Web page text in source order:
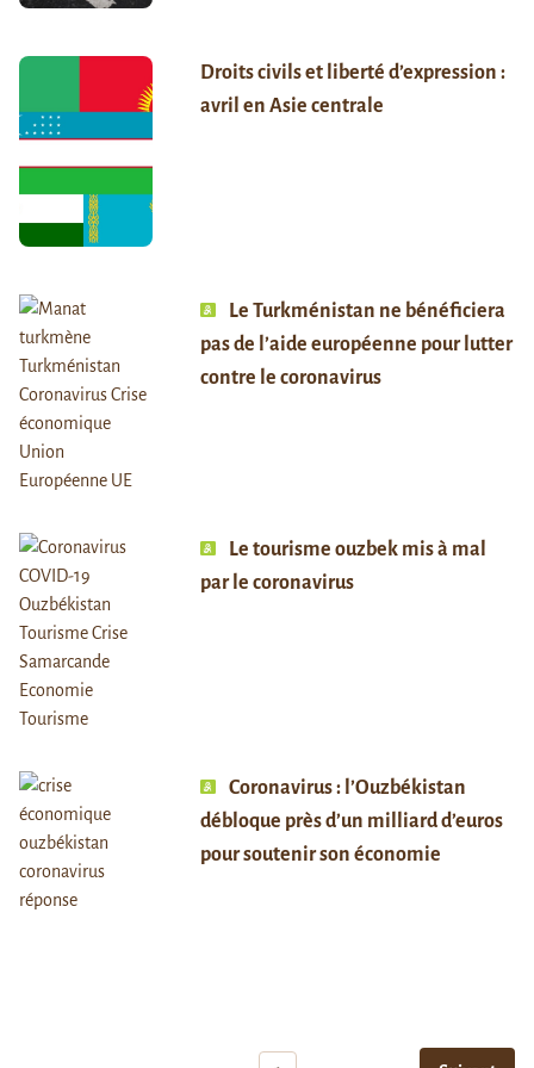
Droits civils et liberté d’expression :
avril en Asie centrale
Le Turkménistan ne bénéficiera
pas de l’aide européenne pour lutter
contre le coronavirus
Le tourisme ouzbek mis à mal
par le coronavirus
Coronavirus : l’Ouzbékistan
débloque près d’un milliard d’euros
pour soutenir son économie